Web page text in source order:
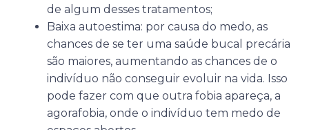
de algum desses tratamentos;
Baixa autoestima: por causa do medo, as
chances de se ter uma saúde bucal precária
são maiores, aumentando as chances de o
indivíduo não conseguir evoluir na vida. Isso
pode fazer com que outra fobia apareça, a
agorafobia, onde o indivíduo tem medo de